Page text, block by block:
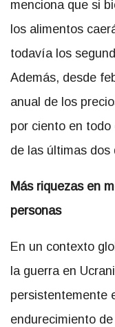
menciona que si
los alimentos
todavía los
Además, desde
anual de los
por ciento en
de las últimas dos
Más riquezas en
personas
En un contexto
la guerra en
persistentemente
endurecimiento